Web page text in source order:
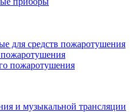
для средств пожаротушения
пожаротушения
и музыкальной трансляции